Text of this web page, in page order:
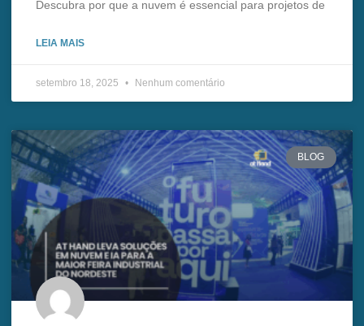
Descubra por que a nuvem é essencial para projetos de
LEIA MAIS
setembro 18, 2025 Nenhum comentário
BLOG